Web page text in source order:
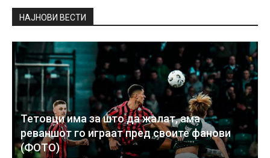
НAЈНОВИ ВЕСТИ
Тетовци има за што да жалат, ама
реваншот го играат пред своите фанови
(ФОТО)